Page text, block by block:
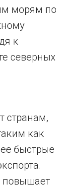
морям по
к
северных
странам,
как
быстрые
повышает